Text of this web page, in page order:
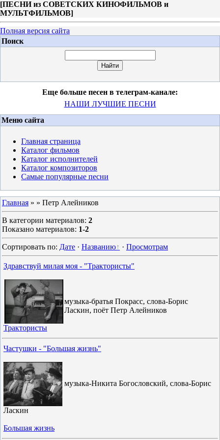
[ПЕСНИ из СОВЕТСКИХ КИНОФИЛЬМОВ и
МУЛЬТФИЛЬМОВ]
Полная версия сайта
Поиск
Еще больше песен в телеграм-канале:
НАШИ ЛУЧШИЕ ПЕСНИ
Меню сайта
Главная страница
Каталог фильмов
Каталог исполнителей
Каталог композиторов
Самые популярные песни
Главная » » Петр Алейников
В категории материалов: 2
Показано материалов: 1-2
Сортировать по: Дате · Названию · Просмотрам
Здравствуй милая моя - "Трактористы"
музыка-братья Покрасс, слова-Борис
Ласкин, поёт Петр Алейников
Трактористы
Частушки - "Большая жизнь"
музыка-Никита Богословский, слова-Борис
Ласкин
Большая жизнь